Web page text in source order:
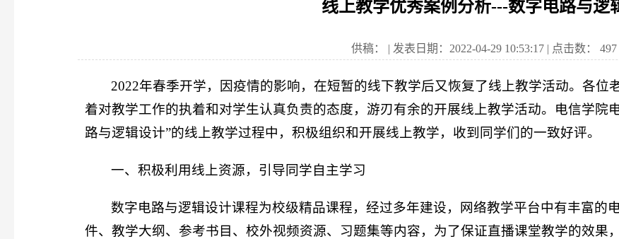
线上教学优秀案例分析---数字电路与逻
供稿： | 发表日期：2022-04-29 10:53:17 | 点击数： 497
2022年春季开学，因疫情的影响，在短暂的线下教学后又恢复了线上教学活动。各位
着对教学工作的执着和对学生认真负责的态度，游刃有余的开展线上教学活动。电信学院
路与逻辑设计”的线上教学过程中，积极组织和开展线上教学，收到同学们的一致好评。
一、积极利用线上资源，引导同学自主学习
数字电路与逻辑设计课程为校级精品课程，经过多年建设，网络教学平台中有丰富的
件、教学大纲、参考书目、校外视频资源、习题集等内容，为了保证直播课堂教学的效果